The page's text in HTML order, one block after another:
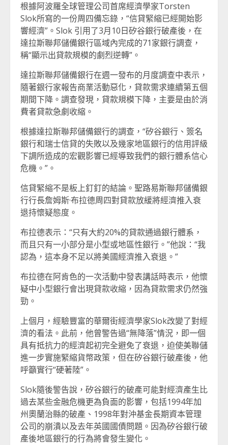
根據阿波羅全球管理公司首席經濟學家Torsten
Slok所寫的一份周四備忘錄，“信貸緊縮已經開始影
響經濟”。Slok 引用了3月10日矽谷銀行破產後，在
達拉斯聯邦儲備銀行區域內完成的71家銀行調查，
稱“顯示出貸款規模的劇烈逆轉”。
達拉斯聯邦儲備銀行在週一發布的月度調查中表示，
隨著銀行家報告商業活動惡化，貸款需求連續第五個
期間下降。調查發現，貸款規模下降，主要是由於消
費者貸款急劇收縮。
根據達拉斯聯邦儲備銀行的調查，“矽谷銀行、簽名
銀行和瑞士信貸的失敗以及幾家地區銀行的信用評級
下調所造成的宏觀影響已經導致我們的銀行體系信心
危機。”。
信貸緊縮不是板上釘釘的結論。聖路易斯聯邦儲備銀
行行長詹姆斯·布拉德周四對貸款放緩將經濟推入衰
退持懷疑態度。
布拉德表示：“只有大約20%的貸款通過銀行體系，
而且只有一小部分是小型或地區性銀行。”他說：“我
認為，這本身不足以將美國經濟推入衰退。”
布拉德在阿肯色的一次活動中發表講話時表示，他懷
疑中小型銀行會出現貸款收縮，因為貸款需求仍然強
勁。
上個月，經驗豐富的華爾街經濟學家Slok改變了對經
濟的看法。此前，他曾警告過“無降落”情況，即一個
具有抵抗力的經濟起初完全避免了衰退，迫使美聯儲
進一步實施緊縮貨幣政策，但在矽谷銀行破產後，他
呼籲實行“硬著陸”。
Slok隨後警告說，矽谷銀行的破產可能對經濟產生比
過去某些金融危機更為負面的影響，包括1994年加
州奧蘭治縣的破產、1998年對沖基金長期資本管理
公司的崩潰以及去年英國國債問題。因為矽谷銀行破
產後地區銀行的行為將會發生變化。